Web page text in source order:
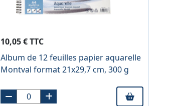
10,05 € TTC
Album de 12 feuilles papier aquarelle
Montval format 21x29,7 cm, 300 g